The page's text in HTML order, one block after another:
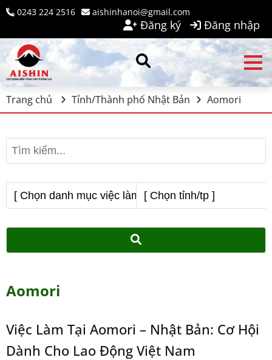
0243 224 2516 aishinhanoi@gmail.com
Đăng ký Đăng nhập
Trang chủ Tỉnh/Thành phố Nhật Bản Aomori
Aomori
Việc Làm Tại Aomori – Nhật Bản: Cơ Hội
Dành Cho Lao Động Việt Nam